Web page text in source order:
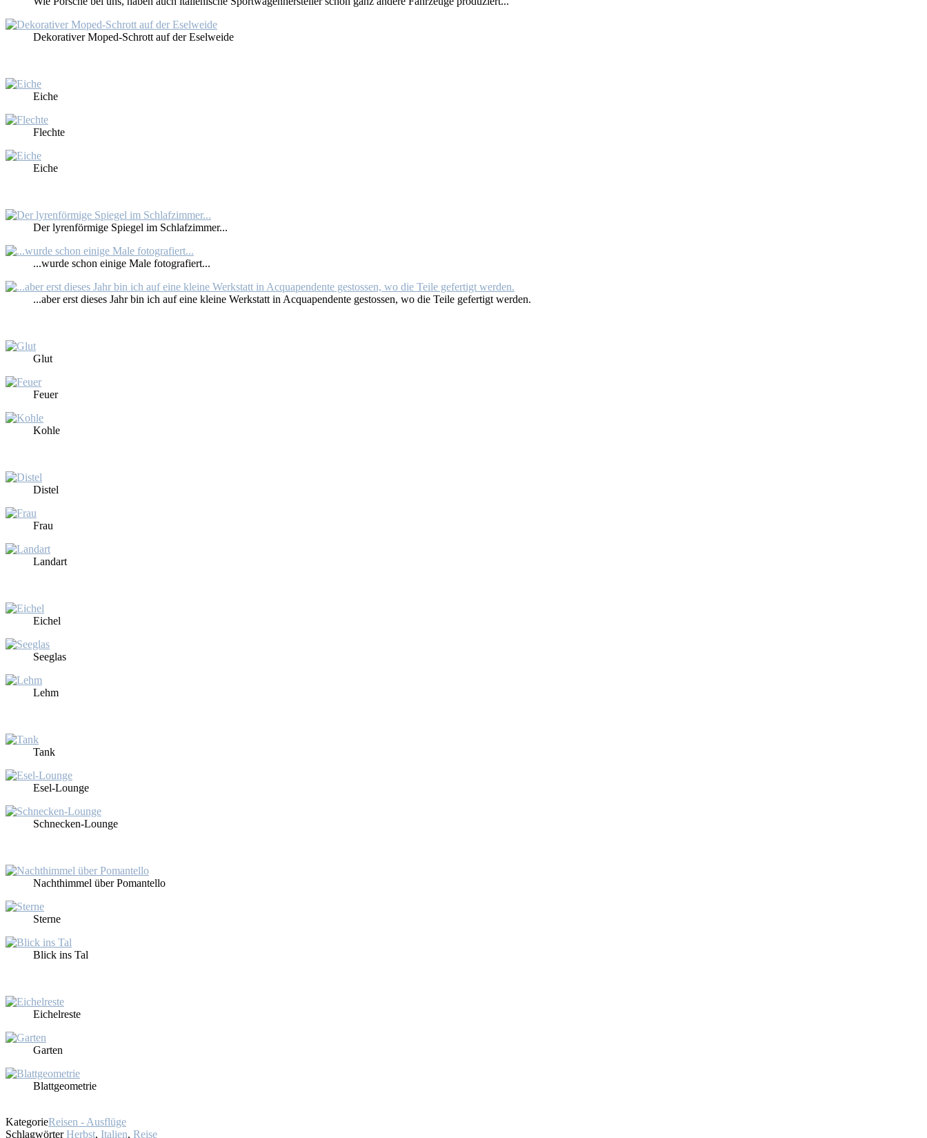
De­ko­ra­ti­ver Mo­ped-Schrott auf der Esel­wei­de
Ei­che
Flech­te
Ei­che
Der ly­ren­för­mi­ge Spie­gel im Schlaf­zim­mer...
...wur­de schon ei­ni­ge Ma­le fo­to­gra­fiert...
...aber erst die­ses Jahr bin ich auf ei­ne klei­ne Werk­statt in Ac­qua­pen­den­te ge­stos­sen, wo die Tei­le ge­fer­tigt wer­den.
Glut
Feu­er
Koh­le
Dis­tel
Frau
Land­art
Ei­chel
See­glas
Lehm
Tank
Esel-Lounge
Schne­cken-Lounge
Nacht­him­mel über Po­man­tel­lo
Ster­ne
Blick ins Tal
Ei­chel­res­te
Gar­ten
Blatt­geo­me­trie
KategorieReisen - Ausflüge
Schlagwörter Herbst, Italien, Reise